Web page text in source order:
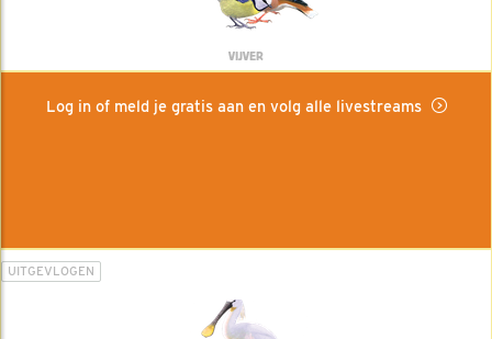
VIJVER
Log in of meld je gratis aan en volg alle livestreams
UITGEVLOGEN